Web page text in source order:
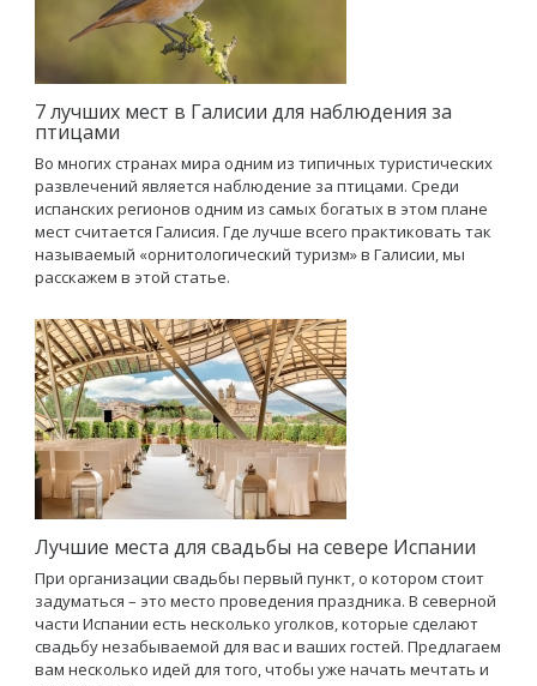
7 лучших мест в Галисии для наблюдения за
птицами
Во многих странах мира одним из типичных туристических
развлечений является наблюдение за птицами. Среди
испанских регионов одним из самых богатых в этом плане
мест считается Галисия. Где лучше всего практиковать так
называемый «орнитологический туризм» в Галисии, мы
расскажем в этой статье.
Лучшие места для свадьбы на севере Испании
При организации свадьбы первый пункт, о котором стоит
задуматься – это место проведения праздника. В северной
части Испании есть несколько уголков, которые сделают
свадьбу незабываемой для вас и ваших гостей. Предлагаем
вам несколько идей для того, чтобы уже начать мечтать и